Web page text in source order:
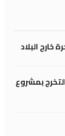
خارج البلاد
بمشروع